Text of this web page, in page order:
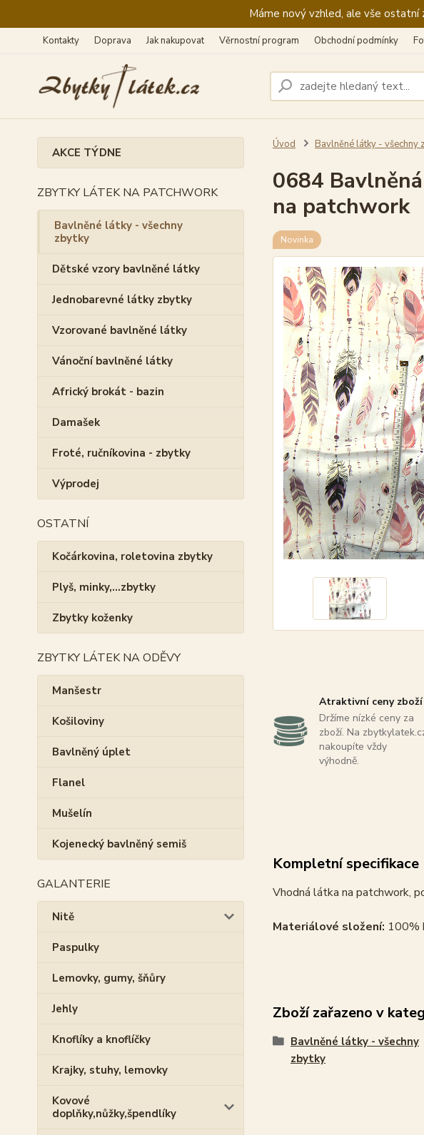
Máme nový vzhled, ale vše
Kontakty Doprava Jak nakupovat Věrnostní program Obchodní podmínky
AKCE TÝDNE
ZBYTKY LÁTEK NA PATCHWORK
Bavlněné látky - všechny
zbytky
Dětské vzory bavlněné látky
Jednobarevné látky zbytky
Vzorované bavlněné látky
Vánoční bavlněné látky
Africký brokát - bazin
Damašek
Froté, ručníkovina - zbytky
Výprodej
OSTATNÍ
Kočárkovina, roletovina zbytky
Plyš, minky,...zbytky
Zbytky koženky
ZBYTKY LÁTEK NA ODĚVY
Manšestr
Košiloviny
Bavlněný úplet
Flanel
Mušelín
Kojenecký bavlněný semiš
GALANTERIE
Nitě
Paspulky
Lemovky, gumy, šňůry
Jehly
Knoflíky a knoflíčky
Krajky, stuhy, lemovky
Kovové
doplňky,nůžky,špendlíky
Úvod Bavlněné látky - všechny
0684
na patchwork
Novinka
Atraktivní ceny zboží
Držíme nízké ceny za
zboží. Na
nakoupíte vždy
výhodně.
Kompletní specifikace
Vhodná látka na patchwork,
Materiálové složení: 100%
Zboží zařazeno v
Bavlněné látky - všechny
zbytky